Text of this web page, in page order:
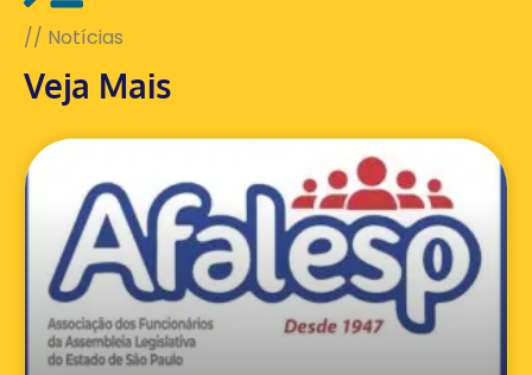
// Notícias
Veja Mais